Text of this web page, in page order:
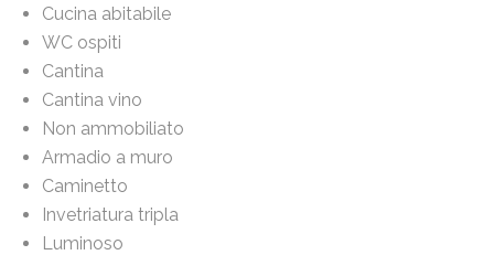
Cucina abitabile
WC ospiti
Cantina
Cantina vino
Non ammobiliato
Armadio a muro
Caminetto
Invetriatura tripla
Luminoso